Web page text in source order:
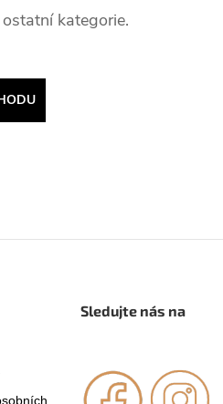
kategorie.
Sledujte nás na